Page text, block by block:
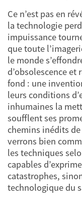
Ce n’est pas en
la technologie
impuissance
que toute
le monde
d’obsolescence et
fond : une
leurs conditions
inhumaines la
soufflent ses
chemins inédits
verrons bien
les techniques
capables
catastrophes,
technologique du